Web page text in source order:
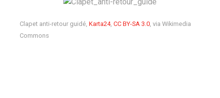
Clapet anti-retour guidé, Karta24, CC BY-SA 3.0, via Wikimedia
Commons